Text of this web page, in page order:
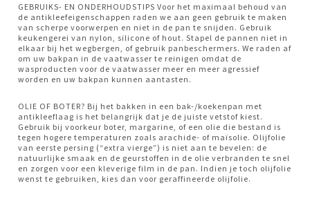
GEBRUIKS- EN ONDERHOUDSTIPS Voor het maximaal behoud van
de antikleefeigenschappen raden we aan geen gebruik te maken
van scherpe voorwerpen en niet in de pan te snijden. Gebruik
keukengerei van nylon, silicone of hout. Stapel de pannen niet in
elkaar bij het wegbergen, of gebruik panbeschermers. We raden af
om uw bakpan in de vaatwasser te reinigen omdat de
wasproducten voor de vaatwasser meer en meer agressief
worden en uw bakpan kunnen aantasten.
OLIE OF BOTER? Bij het bakken in een bak-/koekenpan met
antikleeflaag is het belangrijk dat je de juiste vetstof kiest.
Gebruik bij voorkeur boter, margarine, of een olie die bestand is
tegen hogere temperaturen zoals arachide- of maïsolie. Olijfolie
van eerste persing (“extra vierge”) is niet aan te bevelen: de
natuurlijke smaak en de geurstoffen in de olie verbranden te snel
en zorgen voor een kleverige film in de pan. Indien je toch olijfolie
wenst te gebruiken, kies dan voor geraffineerde olijfolie.